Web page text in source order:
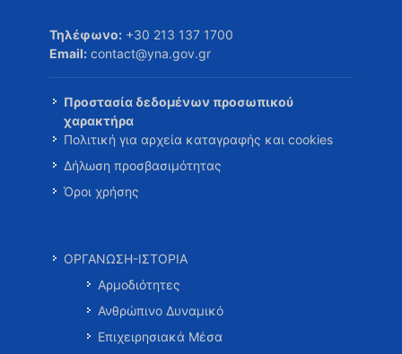
Τηλέφωνο: +30 213 137 1700
Email: contact@yna.gov.gr
Προστασία δεδομένων προσωπικού
χαρακτήρα
Πολιτική για αρχεία καταγραφής και cookies
Δήλωση προσβασιμότητας
Όροι χρήσης
ΟΡΓΑΝΩΣΗ-ΙΣΤΟΡΙΑ
Αρμοδιότητες
Ανθρώπινο Δυναμικό
Επιχειρησιακά Μέσα